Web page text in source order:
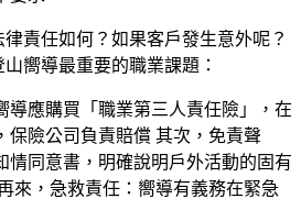
責任如何？如果客戶發生意外呢？
嚮導最重要的職業課題：
導應購買「職業第三人責任險」，在
險公司負責賠償 其次， 免責聲
情同意書，明確說明戶外活動的固有
來， 急救責任 ：嚮導有義務在緊急